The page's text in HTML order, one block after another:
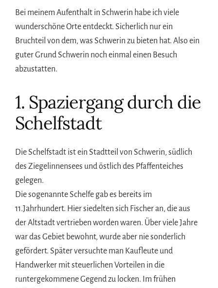
Bei meinem Aufenthalt in Schwerin habe ich viele
wunderschöne Orte entdeckt. Sicherlich nur ein
Bruchteil von dem, was Schwerin zu bieten hat. Also ein
guter Grund Schwerin noch einmal einen Besuch
abzustatten.
1. Spaziergang durch die
Schelfstadt
Die Schelfstadt ist ein Stadtteil von Schwerin, südlich
des Ziegelinnensees und östlich des Pfaffenteiches
gelegen.
Die sogenannte Schelfe gab es bereits im
11.Jahrhundert. Hier siedelten sich Fischer an, die aus
der Altstadt vertrieben worden waren. Über viele Jahre
war das Gebiet bewohnt, wurde aber nie sonderlich
gefördert. Später versuchte man Kaufleute und
Handwerker mit steuerlichen Vorteilen in die
runtergekommene Gegend zu locken. Im frühen